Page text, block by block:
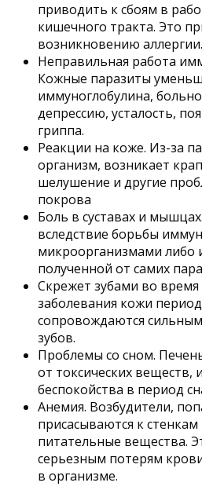
приводить к сбоям в
кишечного тракта. Это
возникновению аллергии.
Неправильная работа
Кожные паразиты
иммуноглобулина,
депрессию, усталость,
гриппа.
Реакции на коже. Из-за
организм, возникает
шелушение и другие
покрова
Боль в суставах и
вследствие борьбы
микроорганизмами либо
полученной от самих
Скрежет зубами во
заболевания кожи
сопровождаются
зубов.
Проблемы со сном.
от токсических веществ,
беспокойства в период
Анемия. Возбудители,
присасываются к
питательные вещества.
серьезным потерям
в организме.